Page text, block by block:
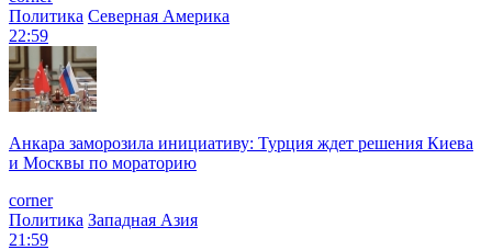
Политика Северная Америка
22:59
Анкара заморозила инициативу: Турция ждет решения Киева
и Москвы по мораторию
corner
Политика Западная Азия
21:59